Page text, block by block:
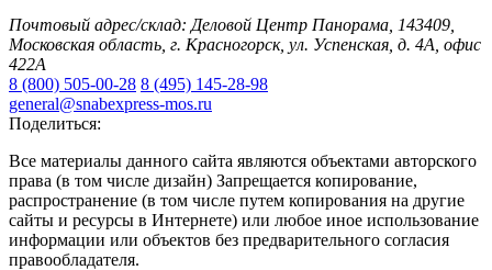
Почтовый адрес/склад: Деловой Центр Панорама, 143409,
Московская область, г. Красногорск, ул. Успенская, д. 4А, офис
422А
8 (800) 505-00-28 8 (495) 145-28-98
general@snabexpress-mos.ru
Поделиться:
Все материалы данного сайта являются объектами авторского
права (в том числе дизайн) Запрещается копирование,
распространение (в том числе путем копирования на другие
сайты и ресурсы в Интернете) или любое иное использование
информации или объектов без предварительного согласия
правообладателя.